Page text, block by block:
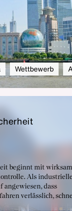
Wettbewerb
beginnt mit
Als
angewiesen, dass
verlässlich,
– nur so bleiben